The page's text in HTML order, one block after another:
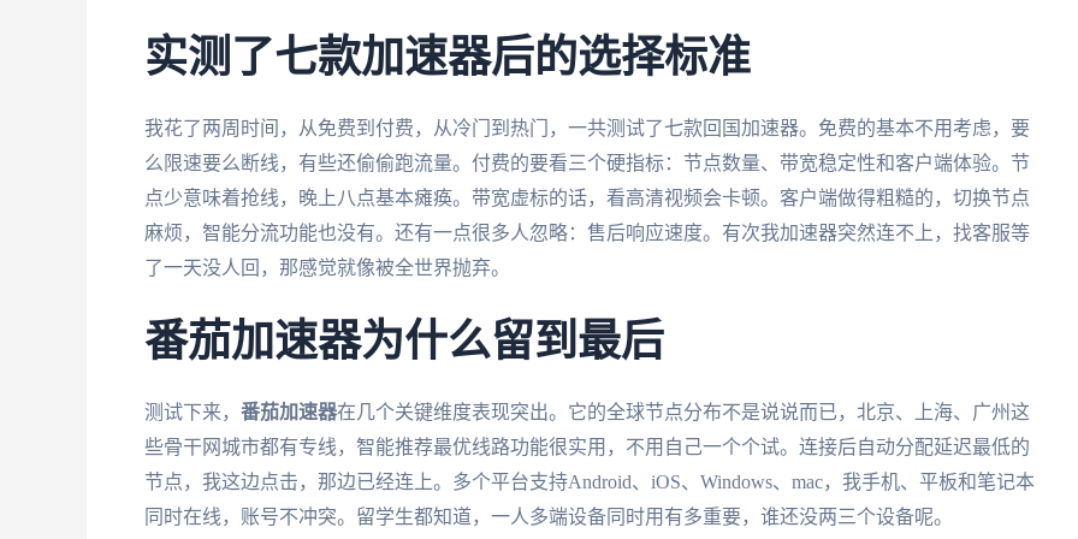
实测了七款加速器后的选择标准
我花了两周时间，从免费到付费，从冷门到热门，一共测试了七款回国加速器。免费的基本不用考虑，要
么限速要么断线，有些还偷偷跑流量。付费的要看三个硬指标：节点数量、带宽稳定性和客户端体验。节
点少意味着抢线，晚上八点基本瘫痪。带宽虚标的话，看高清视频会卡顿。客户端做得粗糙的，切换节点
麻烦，智能分流功能也没有。还有一点很多人忽略：售后响应速度。有次我加速器突然连不上，找客服等
了一天没人回，那感觉就像被全世界抛弃。
番茄加速器为什么留到最后
测试下来， 番茄加速器在几个关键维度表现突出。它的全球节点分布不是说说而已，北京、上海、广州这
些骨干网城市都有专线，智能推荐最优线路功能很实用，不用自己一个个试。连接后自动分配延迟最低的
节点，我这边点击，那边已经连上。多个平台支持Android、iOS、Windows、mac，我手机、平板和笔记本
同时在线，账号不冲突。留学生都知道，一人多端设备同时用有多重要，谁还没两三个设备呢。